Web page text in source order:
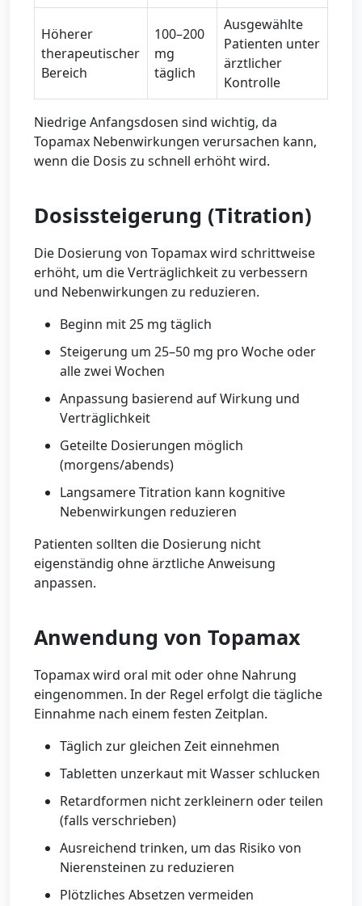
Höherer
therapeutischer
Bereich
100–200
mg
täglich
Ausgewählte
Patienten unter
ärztlicher
Kontrolle
Niedrige Anfangsdosen sind wichtig, da
Topamax Nebenwirkungen verursachen kann,
wenn die Dosis zu schnell erhöht wird.
Dosissteigerung (Titration)
Die Dosierung von Topamax wird schrittweise
erhöht, um die Verträglichkeit zu verbessern
und Nebenwirkungen zu reduzieren.
Beginn mit 25 mg täglich
Steigerung um 25–50 mg pro Woche oder
alle zwei Wochen
Anpassung basierend auf Wirkung und
Verträglichkeit
Geteilte Dosierungen möglich
(morgens/abends)
Langsamere Titration kann kognitive
Nebenwirkungen reduzieren
Patienten sollten die Dosierung nicht
eigenständig ohne ärztliche Anweisung
anpassen.
Anwendung von Topamax
Topamax wird oral mit oder ohne Nahrung
eingenommen. In der Regel erfolgt die tägliche
Einnahme nach einem festen Zeitplan.
Täglich zur gleichen Zeit einnehmen
Tabletten unzerkaut mit Wasser schlucken
Retardformen nicht zerkleinern oder teilen
(falls verschrieben)
Ausreichend trinken, um das Risiko von
Nierensteinen zu reduzieren
Plötzliches Absetzen vermeiden